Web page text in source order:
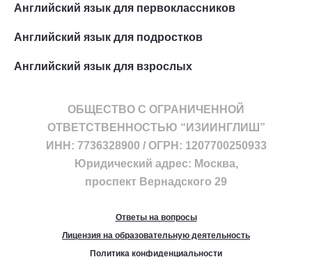
Английский язык для первоклассников
Английский язык для подростков
Английский язык для взрослых
ОБЩЕСТВО С ОГРАНИЧЕННОЙ
ОТВЕТСТВЕННОСТЬЮ “ИЗИИНГЛИШ”
ИНН: 7736328900 / ОГРН: 1207700250933
Юридический адрес: Москва,
проспект Вернадского 29
Ответы на вопросы
Лицензия на образовательную деятельность
Политика конфиденциальности